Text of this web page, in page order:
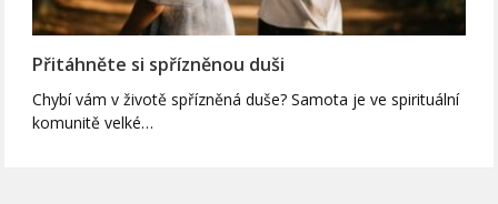
Přitáhněte si spřízněnou duši
Chybí vám v životě spřízněná duše? Samota je ve spirituální
komunitě velké…